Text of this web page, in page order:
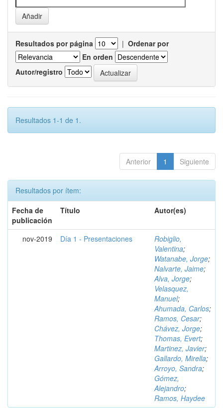
Resultados por página | Ordenar por
En orden
Autor/registro
Resultados 1-1 de 1.
Anterior 1 Siguiente
Resultados por ítem:
Fecha de
publicación
Título Autor(es)
nov-2019 Día 1 - Presentaciones
Robiglio,
Valentina;
Watanabe, Jorge;
Nalvarte, Jaime;
Alva, Jorge;
Velasquez,
Manuel;
Ahumada, Carlos;
Ramos, Cesar;
Chávez, Jorge;
Thomas, Evert;
Martinez, Javier;
Gallardo, Mirella;
Arroyo, Sandra;
Gómez,
Alejandro;
Ramos, Haydee